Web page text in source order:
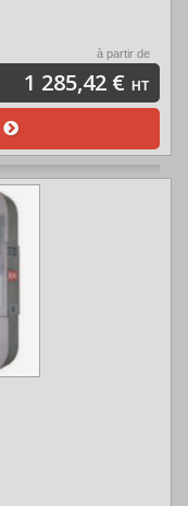
à partir de
1 285,42 € HT